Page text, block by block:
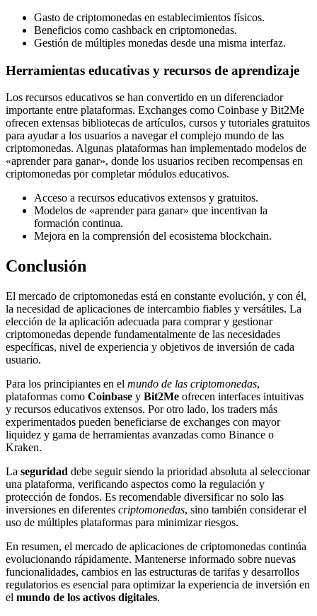
Gasto de criptomonedas en establecimientos físicos.
Beneficios como cashback en criptomonedas.
Gestión de múltiples monedas desde una misma interfaz.
Herramientas educativas y recursos de aprendizaje
Los recursos educativos se han convertido en un diferenciador
importante entre plataformas. Exchanges como Coinbase y Bit2Me
ofrecen extensas bibliotecas de artículos, cursos y tutoriales gratuitos
para ayudar a los usuarios a navegar el complejo mundo de las
criptomonedas. Algunas plataformas han implementado modelos de
«aprender para ganar», donde los usuarios reciben recompensas en
criptomonedas por completar módulos educativos.
Acceso a recursos educativos extensos y gratuitos.
Modelos de «aprender para ganar» que incentivan la
formación continua.
Mejora en la comprensión del ecosistema blockchain.
Conclusión
El mercado de criptomonedas está en constante evolución, y con él,
la necesidad de aplicaciones de intercambio fiables y versátiles. La
elección de la aplicación adecuada para comprar y gestionar
criptomonedas depende fundamentalmente de las necesidades
específicas, nivel de experiencia y objetivos de inversión de cada
usuario.
Para los principiantes en el mundo de las criptomonedas,
plataformas como Coinbase y Bit2Me ofrecen interfaces intuitivas
y recursos educativos extensos. Por otro lado, los traders más
experimentados pueden beneficiarse de exchanges con mayor
liquidez y gama de herramientas avanzadas como Binance o
Kraken.
La seguridad debe seguir siendo la prioridad absoluta al seleccionar
una plataforma, verificando aspectos como la regulación y
protección de fondos. Es recomendable diversificar no solo las
inversiones en diferentes criptomonedas, sino también considerar el
uso de múltiples plataformas para minimizar riesgos.
En resumen, el mercado de aplicaciones de criptomonedas continúa
evolucionando rápidamente. Mantenerse informado sobre nuevas
funcionalidades, cambios en las estructuras de tarifas y desarrollos
regulatorios es esencial para optimizar la experiencia de inversión en
el mundo de los activos digitales.